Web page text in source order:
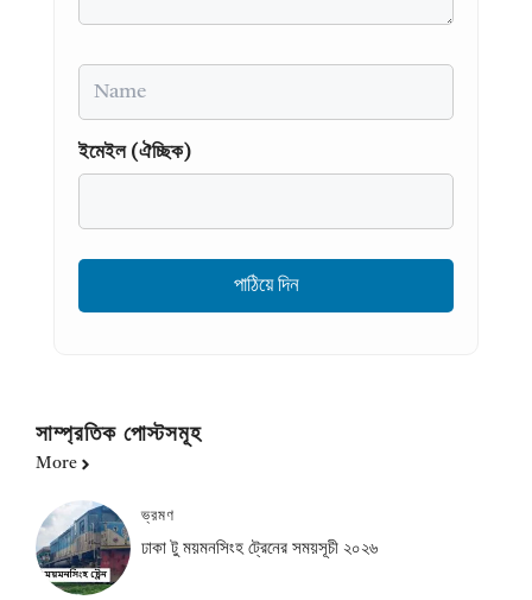
ইমেইল (ঐচ্ছিক)
সাম্প্রতিক পোস্টসমূহ
More
ভ্রমণ
ঢাকা টু ময়মনসিংহ ট্রেনের সময়সূচী ২০২৬